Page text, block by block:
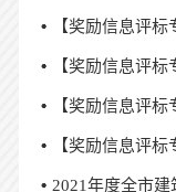
【奖励信息评
【奖励信息评
【奖励信息评
【奖励信息评
2021年度全市